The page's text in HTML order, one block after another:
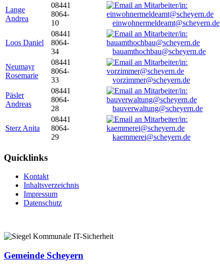
Lange
Andrea
08441
8064-
10
einwohnermeldeamt@scheyern.de
Loos Daniel
08441
8064-
34
bauamthochbau@scheyern.de
Neumayr
Rosemarie
08441
8064-
33
vorzimmer@scheyern.de
Päsler
Andreas
08441
8064-
28
bauverwaltung@scheyern.de
Sterz Anita
08441
8064-
29
kaemmerei@scheyern.de
Quicklinks
Kontakt
Inhaltsverzeichnis
Impressum
Datenschutz
Gemeinde Scheyern